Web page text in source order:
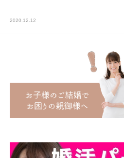
2020.12.12